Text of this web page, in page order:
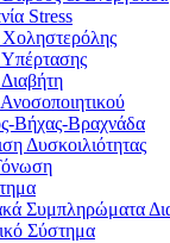
Stress
Χοληστερόλης
Υπέρτασης
Διαβήτη
Βήχας-Βραχνάδα
Δυσκοιλιότητας
Συμπληρώματα
Σύστημα